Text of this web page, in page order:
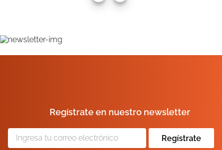
Regístrate en nuestro newsletter
Regístrate